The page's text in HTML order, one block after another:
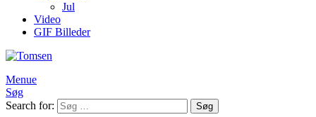
Jul
Video
GIF Billeder
Menue
Søg
Search for:
Søg